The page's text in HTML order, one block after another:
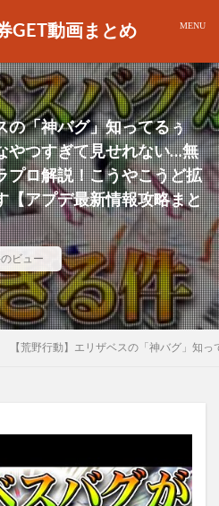
GET動画まとめ
の「神バグ」知ってるぅ
やつすぎて見せれない…無
プロ解説！こうやこうど拡
【アプデ最新情報攻略まと
のビュー
【荒野行動】エリザベスの「神バグ」知